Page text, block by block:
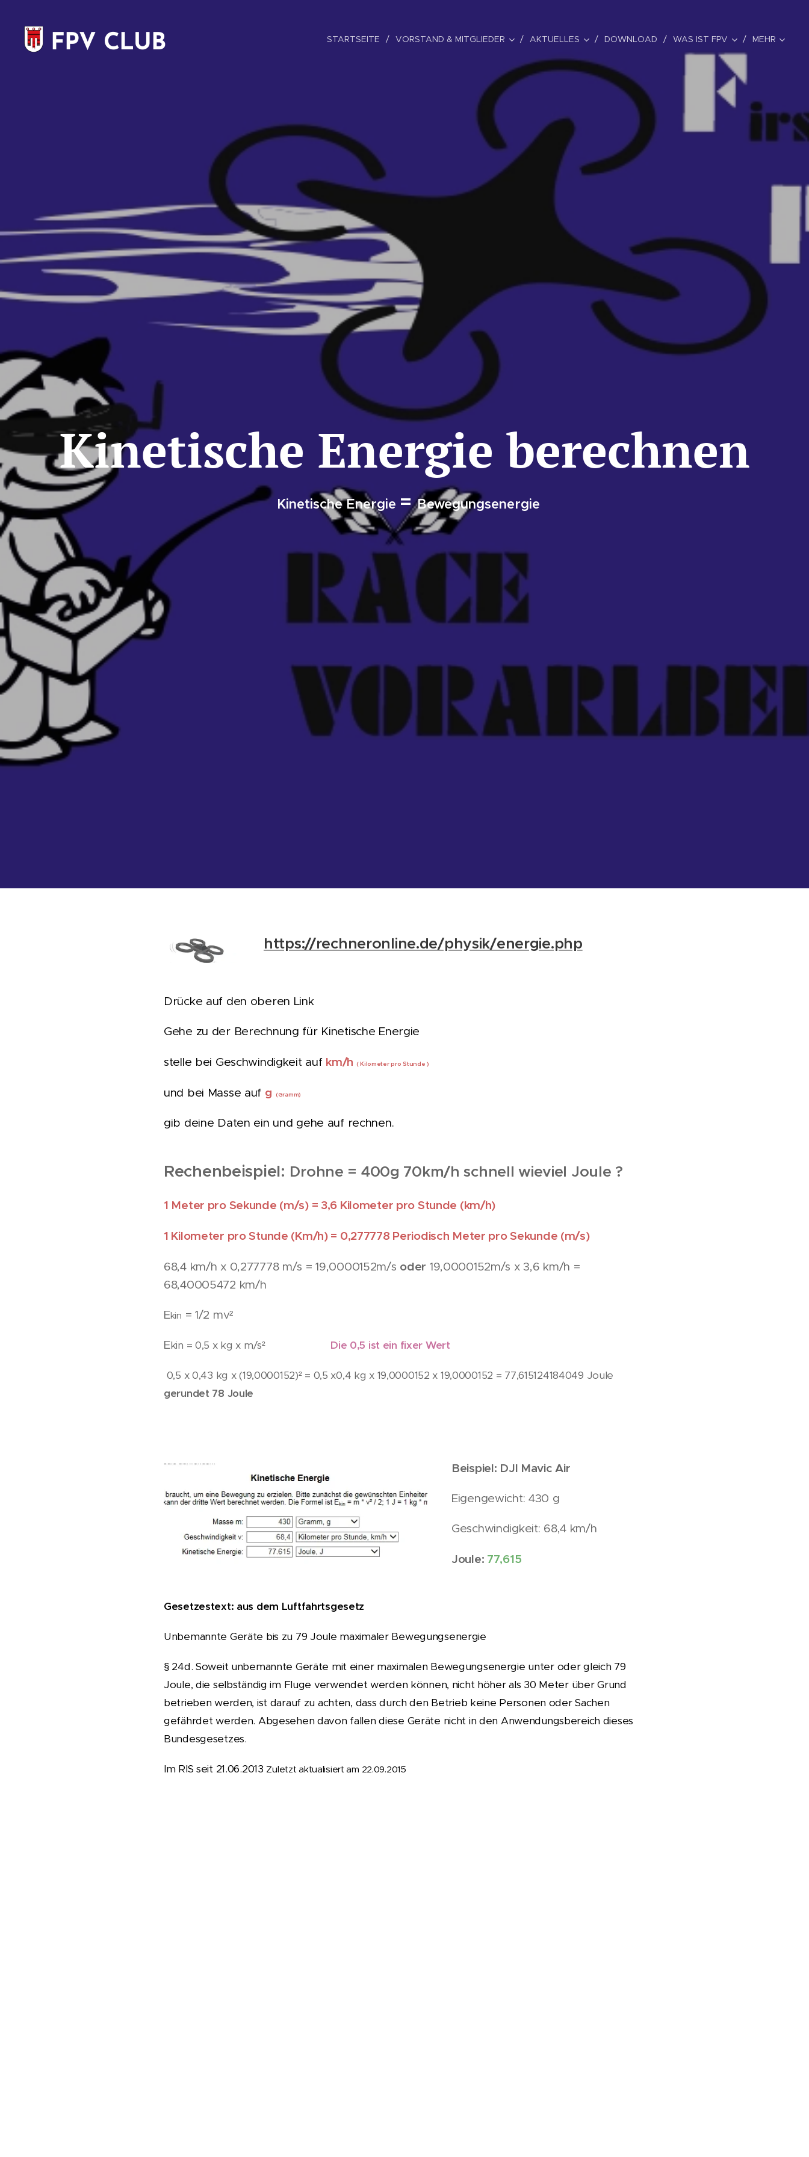
FPV CLUB
STARTSEITE VORSTAND & MITGLIEDER AKTUELLES DOWNLOAD WAS IST FPV MEHR
Kinetische Energie berechnen
Kinetische Energie =Bewegungsenergie
https://rechneronline.de/physik/energie.php
Drücke auf den oberen Link
Gehe zu der Berechnung für Kinetische Energie
stelle bei Geschwindigkeit auf km/h ( Kilometer pro Stunde )
und bei Masse auf g (Gramm)
gib deine Daten ein und gehe auf rechnen.
Rechenbeispiel: Drohne = 400g 70km/h schnell wieviel Joule ?
1 Meter pro Sekunde (m/s) = 3,6 Kilometer pro Stunde (km/h)
1 Kilometer pro Stunde (Km/h) = 0,277778 Periodisch Meter pro Sekunde (m/s)
68,4 km/h x 0,277778 m/s = 19,0000152m/s oder 19,0000152m/s x 3,6 km/h =
68,40005472 km/h
Ekin = 1/2 mv²
Ekin = 0,5 x kg x m/s² Die 0,5 ist ein fixer Wert
0,5 x 0,43 kg x (19,0000152)² = 0,5 x0,4 kg x 19,0000152 x 19,0000152 = 77,615124184049 Joule
gerundet 78 Joule
Beispiel: DJI Mavic Air
Eigengewicht: 430 g
Geschwindigkeit: 68,4 km/h
Joule: 77,615
Gesetzestext: aus dem Luftfahrtsgesetz
Unbemannte Geräte bis zu 79 Joule maximaler Bewegungsenergie
§ 24d. Soweit unbemannte Geräte mit einer maximalen Bewegungsenergie unter oder gleich 79
Joule, die selbständig im Fluge verwendet werden können, nicht höher als 30 Meter über Grund
betrieben werden, ist darauf zu achten, dass durch den Betrieb keine Personen oder Sachen
gefährdet werden. Abgesehen davon fallen diese Geräte nicht in den Anwendungsbereich dieses
Bundesgesetzes.
Im RIS seit 21.06.2013 Zuletzt aktualisiert am 22.09.2015